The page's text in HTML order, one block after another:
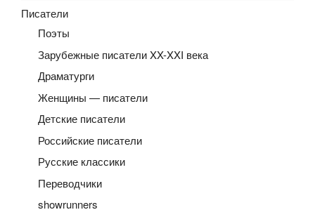
Писатели
Поэты
Зарубежные писатели XX-XXI века
Драматурги
Женщины — писатели
Детские писатели
Российские писатели
Русские классики
Переводчики
showrunners